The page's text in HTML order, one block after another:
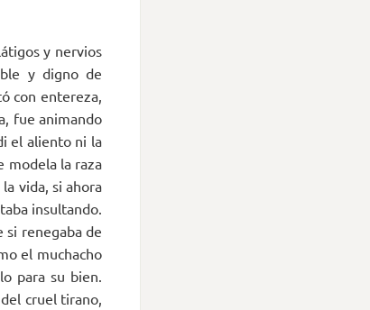
y nervios
y digno de
con entereza,
fue animando
el aliento ni la
modela la raza
vida, si ahora
insultando.
si renegaba de
el muchacho
para su bien.
cruel tirano,